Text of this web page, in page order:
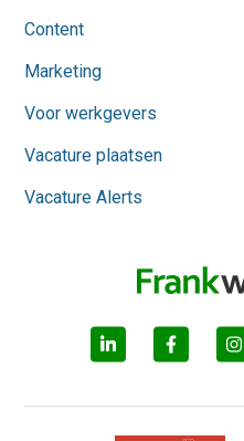
Content
Marketing
Voor werkgevers
Vacature plaatsen
Vacature Alerts